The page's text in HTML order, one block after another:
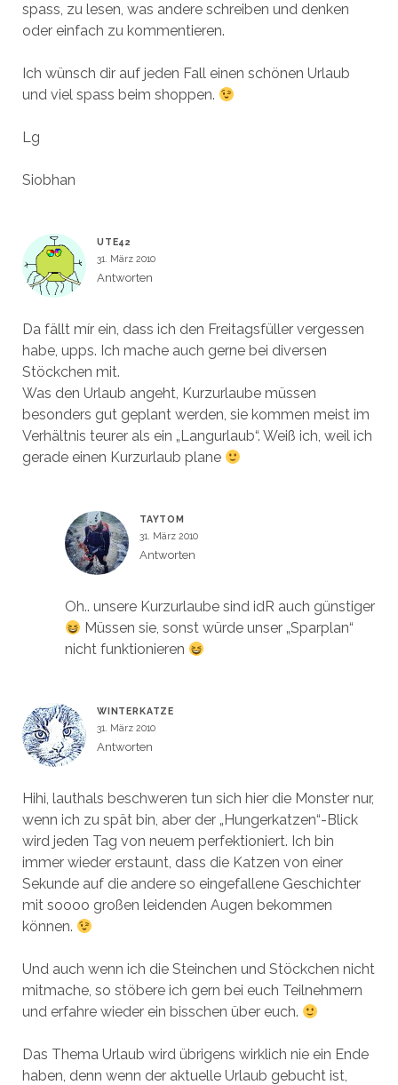
spass, zu lesen, was andere schreiben und denken
oder einfach zu kommentieren.
Ich wünsch dir auf jeden Fall einen schönen Urlaub
und viel spass beim shoppen.
Lg
Siobhan
UTE42
31. März 2010
Antworten
Da fällt mír ein, dass ich den Freitagsfüller vergessen
habe, upps. Ich mache auch gerne bei diversen
Stöckchen mit.
Was den Urlaub angeht, Kurzurlaube müssen
besonders gut geplant werden, sie kommen meist im
Verhältnis teurer als ein „Langurlaub“. Weiß ich, weil ich
gerade einen Kurzurlaub plane
TAYTOM
31. März 2010
Antworten
Oh.. unsere Kurzurlaube sind idR auch günstiger
Müssen sie, sonst würde unser „Sparplan“
nicht funktionieren
WINTERKATZE
31. März 2010
Antworten
Hihi, lauthals beschweren tun sich hier die Monster nur,
wenn ich zu spät bin, aber der „Hungerkatzen“-Blick
wird jeden Tag von neuem perfektioniert. Ich bin
immer wieder erstaunt, dass die Katzen von einer
Sekunde auf die andere so eingefallene Geschichter
mit soooo großen leidenden Augen bekommen
können.
Und auch wenn ich die Steinchen und Stöckchen nicht
mitmache, so stöbere ich gern bei euch Teilnehmern
und erfahre wieder ein bisschen über euch.
Das Thema Urlaub wird übrigens wirklich nie ein Ende
haben, denn wenn der aktuelle Urlaub gebucht ist,